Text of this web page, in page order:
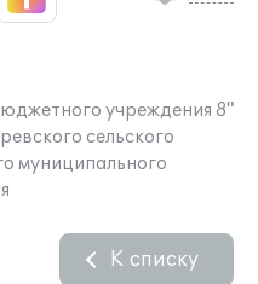
учреждения 8"
сельского
муниципального
К списку